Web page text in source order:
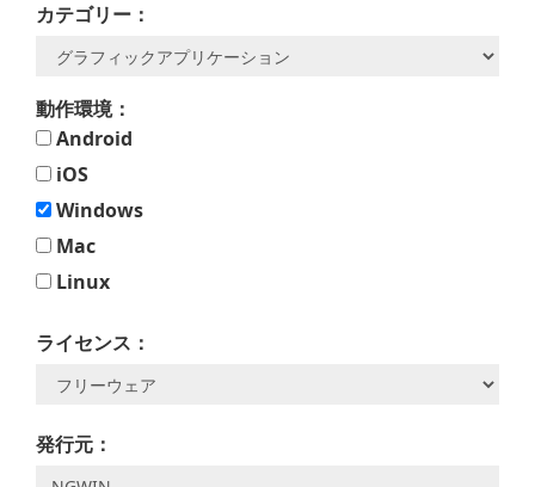
カテゴリー：
動作環境：
Android
iOS
Windows
Mac
Linux
ライセンス：
発行元：